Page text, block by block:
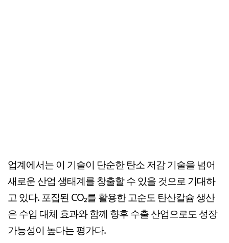
업계에서는 이 기술이 단순한 탄소 저감 기술을 넘어
새로운 산업 생태계를 창출할 수 있을 것으로 기대하
고 있다. 포집된 CO₂를 활용한 고순도 탄산칼슘 생산
은 수입 대체 효과와 함께 향후 수출 산업으로도 성장
가능성이 높다는 평가다.